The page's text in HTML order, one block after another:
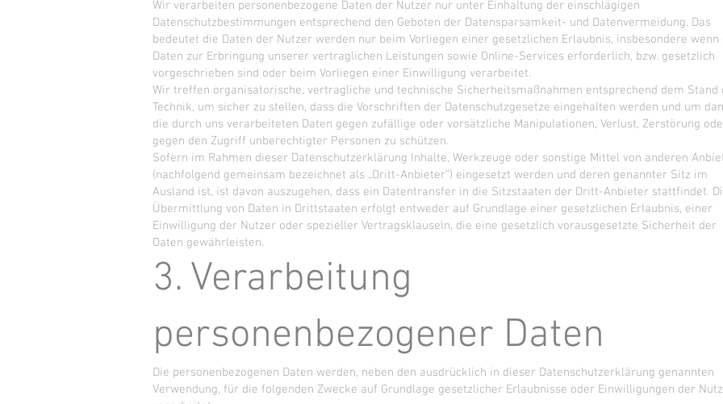
Wir verarbeiten personenbezogene Daten der Nutzer nur unter Einhaltung der einschlägigen
Datenschutzbestimmungen entsprechend den Geboten der Datensparsamkeit- und Datenvermeidung. Das
bedeutet die Daten der Nutzer werden nur beim Vorliegen einer gesetzlichen Erlaubnis, insbesondere wenn
Daten zur Erbringung unserer vertraglichen Leistungen sowie Online-Services erforderlich, bzw. gesetzlich
vorgeschrieben sind oder beim Vorliegen einer Einwilligung verarbeitet.
Wir treffen organisatorische, vertragliche und technische Sicherheitsmaßnahmen entsprechend dem Stand
Technik, um sicher zu stellen, dass die Vorschriften der Datenschutzgesetze eingehalten werden und um
die durch uns verarbeiteten Daten gegen zufällige oder vorsätzliche Manipulationen, Verlust, Zerstörung
gegen den Zugriff unberechtigter Personen zu schützen.
Sofern im Rahmen dieser Datenschutzerklärung Inhalte, Werkzeuge oder sonstige Mittel von anderen
(nachfolgend gemeinsam bezeichnet als „Dritt-Anbieter“) eingesetzt werden und deren genannter Sitz im
Ausland ist, ist davon auszugehen, dass ein Datentransfer in die Sitzstaaten der Dritt-Anbieter stattfindet.
Übermittlung von Daten in Drittstaaten erfolgt entweder auf Grundlage einer gesetzlichen Erlaubnis, einer
Einwilligung der Nutzer oder spezieller Vertragsklauseln, die eine gesetzlich vorausgesetzte Sicherheit der
Daten gewährleisten.
3. Verarbeitung
personenbezogener Daten
Die personenbezogenen Daten werden, neben den ausdrücklich in dieser Datenschutzerklärung genannten
Verwendung, für die folgenden Zwecke auf Grundlage gesetzlicher Erlaubnisse oder Einwilligungen der